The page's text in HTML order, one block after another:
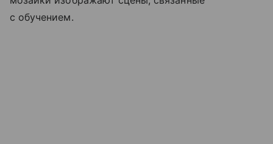
с обучением.